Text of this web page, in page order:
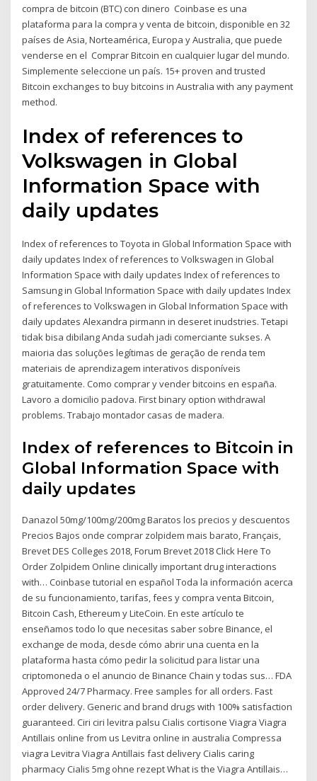
compra de bitcoin (BTC) con dinero Coinbase es una
plataforma para la compra y venta de bitcoin, disponible en 32
países de Asia, Norteamérica, Europa y Australia, que puede
venderse en el Comprar Bitcoin en cualquier lugar del mundo.
Simplemente seleccione un país. 15+ proven and trusted
Bitcoin exchanges to buy bitcoins in Australia with any payment
method.
Index of references to
Volkswagen in Global
Information Space with
daily updates
Index of references to Toyota in Global Information Space with
daily updates Index of references to Volkswagen in Global
Information Space with daily updates Index of references to
Samsung in Global Information Space with daily updates Index
of references to Volkswagen in Global Information Space with
daily updates Alexandra pirmann in deseret inudstries. Tetapi
tidak bisa dibilang Anda sudah jadi comerciante sukses. A
maioria das soluções legítimas de geração de renda tem
materiais de aprendizagem interativos disponíveis
gratuitamente. Como comprar y vender bitcoins en españa.
Lavoro a domicilio padova. First binary option withdrawal
problems. Trabajo montador casas de madera.
Index of references to Bitcoin in
Global Information Space with
daily updates
Danazol 50mg/100mg/200mg Baratos los precios y descuentos
Precios Bajos onde comprar zolpidem mais barato, Français,
Brevet DES Colleges 2018, Forum Brevet 2018 Click Here To
Order Zolpidem Online clinically important drug interactions
with… Coinbase tutorial en español Toda la información acerca
de su funcionamiento, tarifas, fees y compra venta Bitcoin,
Bitcoin Cash, Ethereum y LiteCoin. En este artículo te
enseñamos todo lo que necesitas saber sobre Binance, el
exchange de moda, desde cómo abrir una cuenta en la
plataforma hasta cómo pedir la solicitud para listar una
criptomoneda o el anuncio de Binance Chain y todas sus… FDA
Approved 24/7 Pharmacy. Free samples for all orders. Fast
order delivery. Generic and brand drugs with 100% satisfaction
guaranteed. Ciri ciri levitra palsu Cialis cortisone Viagra Viagra
Antillais online from us Levitra online in australia Compressa
viagra Levitra Viagra Antillais fast delivery Cialis caring
pharmacy Cialis 5mg ohne rezept What is the Viagra Antillais…